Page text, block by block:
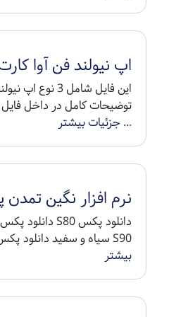
اپ نیولند فن آوا
این فایل شامل 3
توضیحات کامل در داخل
...جزئیات بیشتر
نرم افزار نگین تمدن
S90 سیاه و سفید دانلود پکس D210 ...
بیشتر